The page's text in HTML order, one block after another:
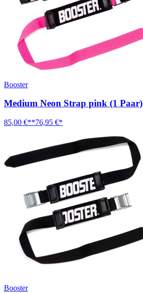
Booster
Medium Neon Strap pink (1 Paar)
85,00 €**76,95 €*
Booster